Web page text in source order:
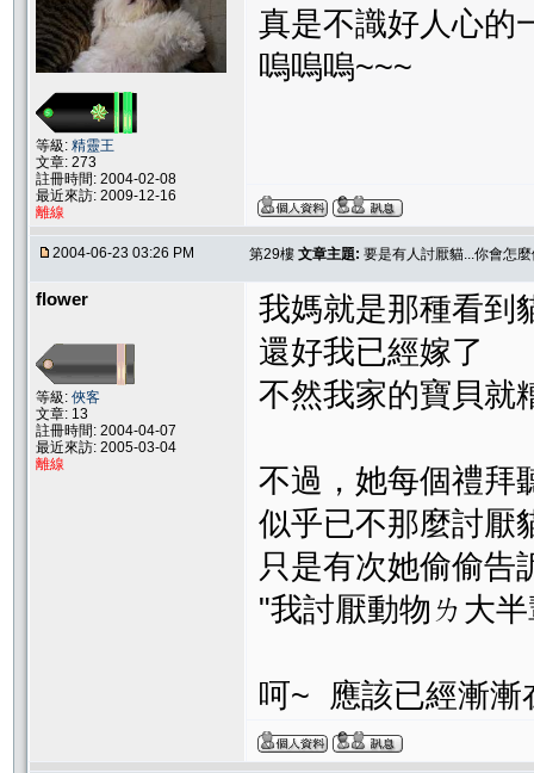
等級: 精靈王
文章: 273
註冊時間: 2004-02-08
最近來訪: 2009-12-16
離線
真是不識好人心的
嗚嗚嗚~~~
2004-06-23 03:26 PM 第29樓 文章主題: 要是有人討厭貓...你會怎
flower
等級: 俠客
文章: 13
註冊時間: 2004-04-07
最近來訪: 2005-03-04
離線
我媽就是那種看到
還好我已經嫁了
不然我家的寶貝就
不過，她每個禮拜
似乎已不那麼討厭
只是有次她偷偷告
"我討厭動物ㄌ大
呵~ 應該已經漸漸